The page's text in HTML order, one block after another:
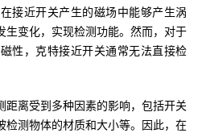
接近开关产生的磁场中能够产生涡
生变化，实现检测功能。然而，对于
性，克特接近开关通常无法直接检
距离受到多种因素的影响，包括开关
检测物体的材质和大小等。因此，在